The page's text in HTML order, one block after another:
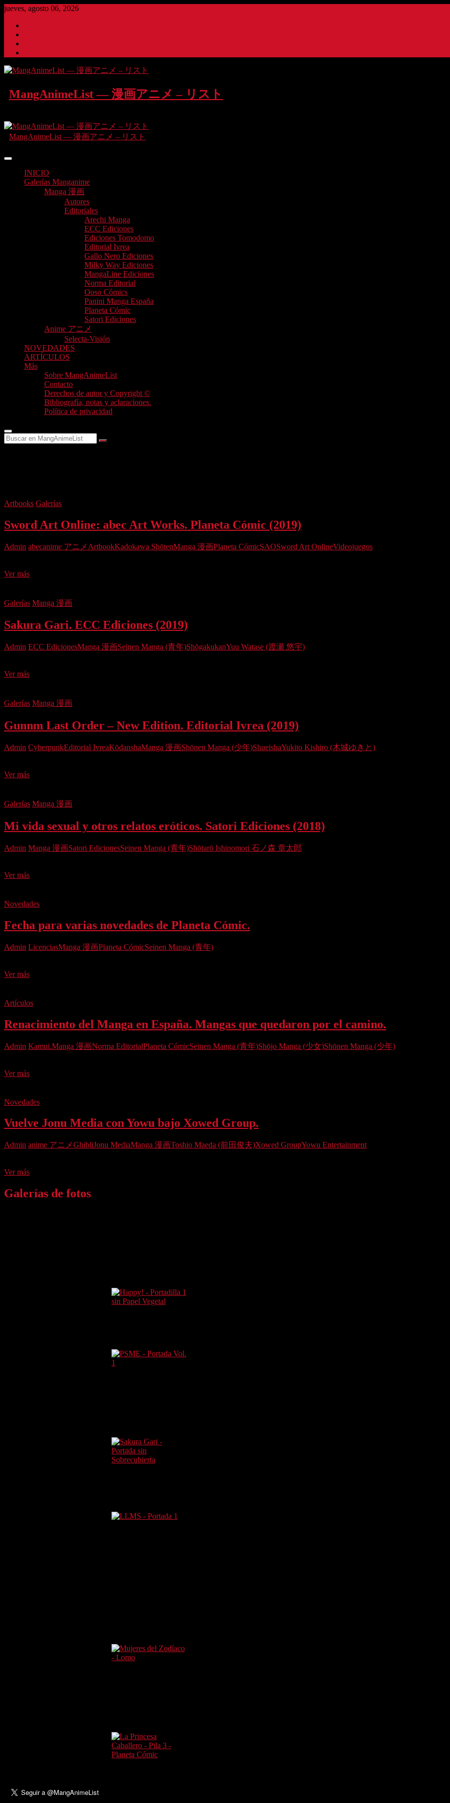
Saltar
contenido
jueves, agosto 06, 2026
MangAnimeList — 漫画アニメ – リスト
MangAnimeList — 漫画アニメ – リスト
INICIO
Galerías Manganime
Manga 漫画
Autores
Editoriales
Arechi Manga
ECC Ediciones
Ediciones Tomodomo
Editorial Ivrea
Gallo Nero Ediciones
Milky Way Ediciones
MangaLine Ediciones
Norma Editorial
Ooso Cómics
Panini Manga España
Planeta Cómic
Satori Ediciones
Anime アニメ
Selecta-Visión
NOVEDADES
ARTÍCULOS
Más
Sobre MangAnimeList
Contacto
Derechos de autor y Copyright ©
Bibliografía, notas y aclaraciones.
Política de privacidad
Buscar
en
Artbooks Galerías
Sword Art Online: abec Art Works. Planeta Cómic (2019)
Admin abecanime アニメ ArtbookKadokawa ShōtenManga 漫画Planeta CómicSAOSword Art OnlineVideojuegos
Ver másSword
abec
Art
Planeta
(2019)
Galerías Manga 漫画
Sakura Gari. ECC Ediciones (2019)
Admin ECC EdicionesManga 漫画Seinen Manga (青年)ShōgakukanYuu Watase (渡瀬 悠宇)
Ver másSakura
Ediciones
(2019)
Galerías Manga 漫画
Gunnm Last Order – New Edition. Editorial Ivrea (2019)
Admin CyberpunkEditorial IvreaKōdanshaManga 漫画Shōnen Manga (少年)ShueishaYukito Kishiro (木城ゆきと)
Ver másGunnm
–
New
Editorial
(2019)
Galerías Manga 漫画
Mi vida sexual y otros relatos eróticos. Satori Ediciones (2018)
Admin Manga 漫画Satori EdicionesSeinen Manga (青年)Shōtarō Ishinomori 石ノ森 章太郎
Ver másMi
y
eróticos.
Ediciones
Novedades
Fecha para varias novedades de Planeta Cómic.
Admin LicenciasManga 漫画Planeta CómicSeinen Manga (青年)
Ver másFecha
novedades
Planeta
Cómic.
Artículos
Renacimiento del Manga en España. Mangas que quedaron por el camino.
Admin Kamui.Manga 漫画Norma EditorialPlaneta CómicSeinen Manga (青年)Shōjo Manga (少女)Shōnen Manga (少年)
Ver másRenacimiento
en
Mangas
que
por
Novedades
Vuelve Jonu Media con Yowu bajo Xowed Group.
Admin anime アニメGhibliJonu MediaManga 漫画Toshio Maeda (前田俊夫)Xowed GroupYowu Entertainment
Ver másVuelve
Media
con
Galerías de fotos